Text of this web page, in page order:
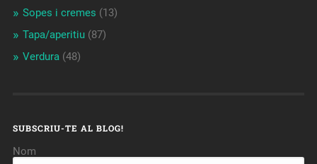
Sopes i cremes (13)
Tapa/aperitiu(87)
Verdura(48)
SUBSCRIU-TE AL BLOG!
Nom